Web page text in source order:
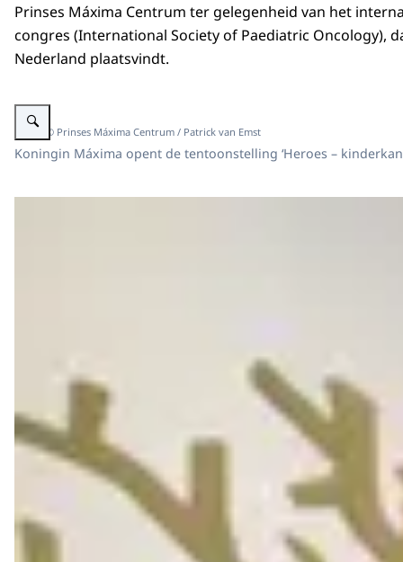
Prinses Máxima Centrum ter gelegenheid van het
congres (International Society of Paediatric Oncology),
Nederland plaatsvindt.
Vergroot afbeelding Koningin Máxima bij opening tentoonstelling 'Heroes
Beeld: © Prinses Máxima Centrum / Patrick van Emst
Koningin Máxima opent de tentoonstelling ‘Heroes –